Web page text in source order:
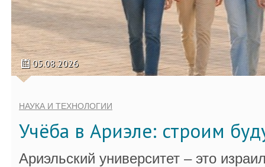
05.08.2026
НАУКА И ТЕХНОЛОГИИ
Учёба в Ариэле: строим
Ариэльский университет – это